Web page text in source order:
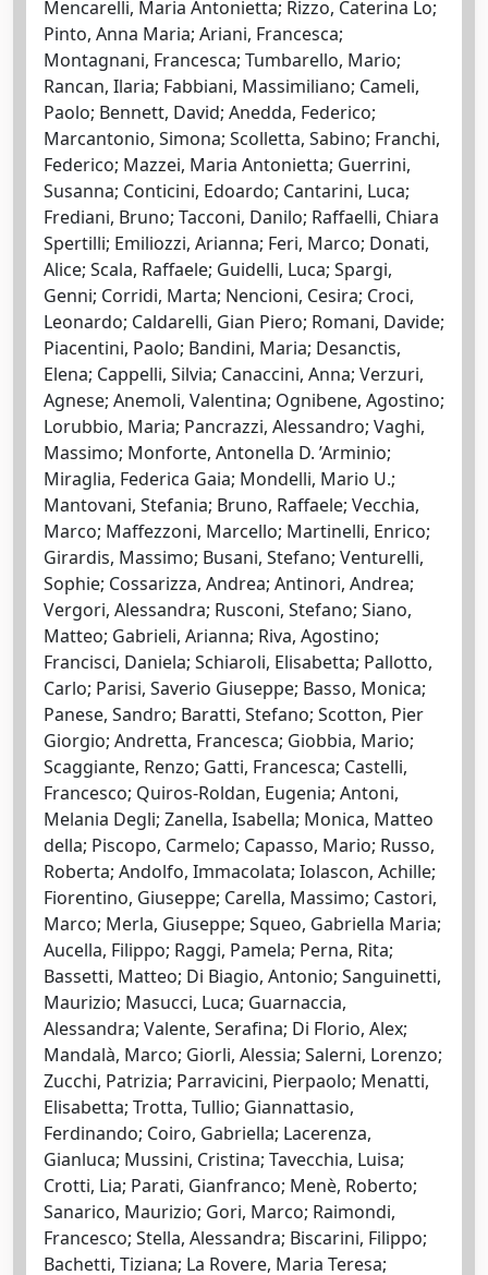
Mencarelli, Maria Antonietta; Rizzo, Caterina Lo;
Pinto, Anna Maria; Ariani, Francesca;
Montagnani, Francesca; Tumbarello, Mario;
Rancan, Ilaria; Fabbiani, Massimiliano; Cameli,
Paolo; Bennett, David; Anedda, Federico;
Marcantonio, Simona; Scolletta, Sabino; Franchi,
Federico; Mazzei, Maria Antonietta; Guerrini,
Susanna; Conticini, Edoardo; Cantarini, Luca;
Frediani, Bruno; Tacconi, Danilo; Raffaelli, Chiara
Spertilli; Emiliozzi, Arianna; Feri, Marco; Donati,
Alice; Scala, Raffaele; Guidelli, Luca; Spargi,
Genni; Corridi, Marta; Nencioni, Cesira; Croci,
Leonardo; Caldarelli, Gian Piero; Romani, Davide;
Piacentini, Paolo; Bandini, Maria; Desanctis,
Elena; Cappelli, Silvia; Canaccini, Anna; Verzuri,
Agnese; Anemoli, Valentina; Ognibene, Agostino;
Lorubbio, Maria; Pancrazzi, Alessandro; Vaghi,
Massimo; Monforte, Antonella D. ’Arminio;
Miraglia, Federica Gaia; Mondelli, Mario U.;
Mantovani, Stefania; Bruno, Raffaele; Vecchia,
Marco; Maffezzoni, Marcello; Martinelli, Enrico;
Girardis, Massimo; Busani, Stefano; Venturelli,
Sophie; Cossarizza, Andrea; Antinori, Andrea;
Vergori, Alessandra; Rusconi, Stefano; Siano,
Matteo; Gabrieli, Arianna; Riva, Agostino;
Francisci, Daniela; Schiaroli, Elisabetta; Pallotto,
Carlo; Parisi, Saverio Giuseppe; Basso, Monica;
Panese, Sandro; Baratti, Stefano; Scotton, Pier
Giorgio; Andretta, Francesca; Giobbia, Mario;
Scaggiante, Renzo; Gatti, Francesca; Castelli,
Francesco; Quiros-Roldan, Eugenia; Antoni,
Melania Degli; Zanella, Isabella; Monica, Matteo
della; Piscopo, Carmelo; Capasso, Mario; Russo,
Roberta; Andolfo, Immacolata; Iolascon, Achille;
Fiorentino, Giuseppe; Carella, Massimo; Castori,
Marco; Merla, Giuseppe; Squeo, Gabriella Maria;
Aucella, Filippo; Raggi, Pamela; Perna, Rita;
Bassetti, Matteo; Di Biagio, Antonio; Sanguinetti,
Maurizio; Masucci, Luca; Guarnaccia,
Alessandra; Valente, Serafina; Di Florio, Alex;
Mandalà, Marco; Giorli, Alessia; Salerni, Lorenzo;
Zucchi, Patrizia; Parravicini, Pierpaolo; Menatti,
Elisabetta; Trotta, Tullio; Giannattasio,
Ferdinando; Coiro, Gabriella; Lacerenza,
Gianluca; Mussini, Cristina; Tavecchia, Luisa;
Crotti, Lia; Parati, Gianfranco; Menè, Roberto;
Sanarico, Maurizio; Gori, Marco; Raimondi,
Francesco; Stella, Alessandra; Biscarini, Filippo;
Bachetti, Tiziana; La Rovere, Maria Teresa;